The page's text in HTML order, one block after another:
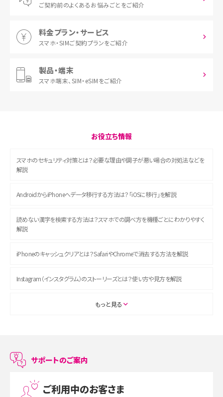
ご契約前のよくあるお悩みごとをご紹介
料金プラン・サービス
スマホ・SIMご契約プランをご紹介
製品・端末
スマホ端末、 SIM・eSIMをご紹介
お役立ち情報
スマホのセキュリティ対策とは？必要な理由や調子が悪い場合の対処法などを
解説
AndroidからiPhoneへデータ移行する方法は？「iOSに移行」を解説
読めない漢字を検索する方法は？スマホでの調べ方を機種ごとにわかりやすく
解説
iPhoneのキャッシュクリアとは？SafariやChromeで消去する方法を解説
Instagram（インスタグラム）のストーリーズとは？使い方や見方を解説
ASMRとは？初心者向けの代表ジャンルや楽しみ方を解説
LINEで友だちを削除する方法は？方法ごとの影響や復活・復元する方法も解説
プリペイドSIMとは？種類やメリット・デメリット、利用までの流れを解説
もっと見る
サポートのご案内
ご利用中のお客さま